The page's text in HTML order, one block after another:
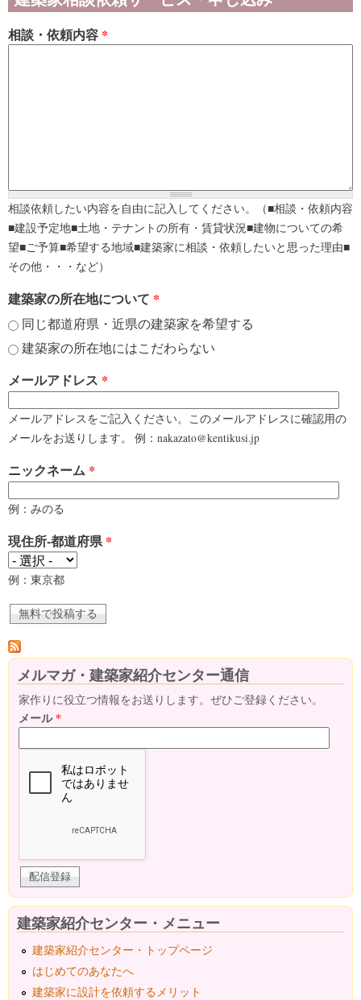
相談・依頼内容 *
相談依頼したい内容を自由に記入してください。（■相談・依頼内容
■建設予定地■土地・テナントの所有・賃貸状況■建物についての希
望■ご予算■希望する地域■建築家に相談・依頼したいと思った理由■
その他・・・など）
建築家の所在地について *
同じ都道府県・近県の建築家を希望する
建築家の所在地にはこだわらない
メールアドレス *
メールアドレスをご記入ください。このメールアドレスに確認用の
メールをお送りします。 例：nakazato@kentikusi.jp
ニックネーム *
例：みのる
現住所-都道府県*
例：東京都
メルマガ・建築家紹介センター通信
家作りに役立つ情報をお送りします。ぜひご登録ください。
メール*
建築家紹介センター・メニュー
建築家紹介センター・トップページ
はじめてのあなたへ
建築家に設計を依頼するメリット